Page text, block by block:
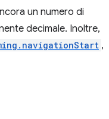
un numero di
decimale. Inoltre,
,